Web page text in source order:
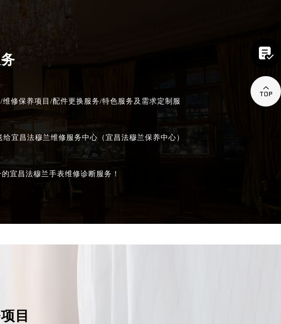
修保养项目/配件更换服务/特色服务及需求定制服
宜昌法穆兰维修服务中心（宜昌法穆兰保养中心）
宜昌法穆兰手表维修诊断服务！
目

